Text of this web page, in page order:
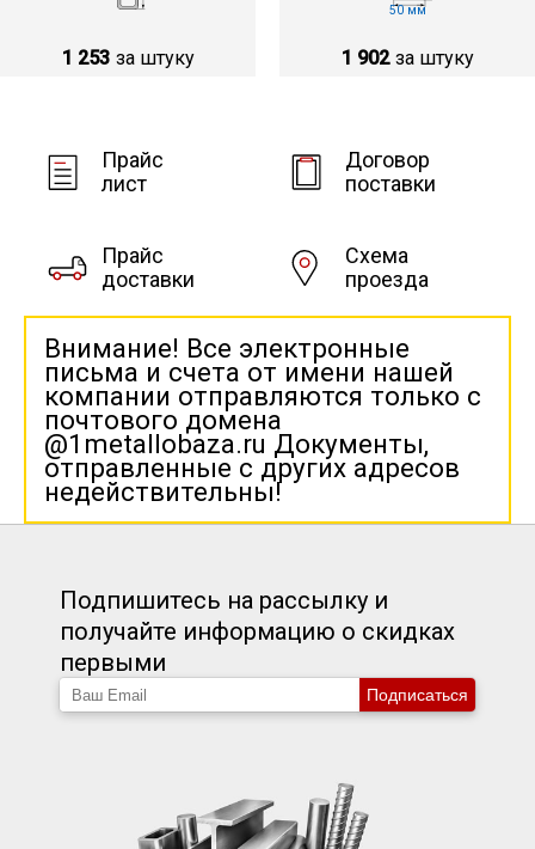
1 253 за штуку
50 мм
1 902 за штуку
Прайс
лист
Договор
поставки
Прайс
доставки
Схема
проезда
Внимание! Все электронные
письма и счета от имени нашей
компании отправляются только с
почтового домена
@1metallobaza.ru Документы,
отправленные с других адресов
недействительны!
Подпишитесь на рассылку и
получайте информацию о скидках
первыми
Подписаться